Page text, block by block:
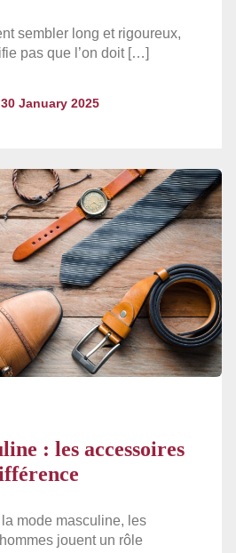
sembler long et rigoureux,
pas que l’on doit […]
30 January 2025
: les accessoires
la mode masculine, les
jouent un rôle